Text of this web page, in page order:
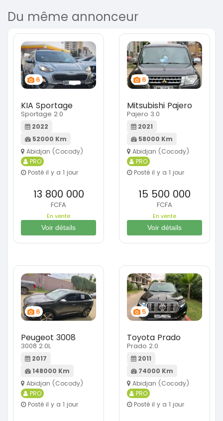
Du même annonceur
6
KIA Sportage
Sportage 2.0
2022
52000 Km
Abidjan (Cocody)
PRO
Posté il y a 1 jour
13 800 000
FCFA
En vente
Voir détails
6
Mitsubishi Pajero
Pajero 3.0
2021
58000 Km
Abidjan (Cocody)
PRO
Posté il y a 1 jour
15 500 000
FCFA
En vente
Voir détails
6
Peugeot 3008
3008 2.0L
2017
148000 Km
Abidjan (Cocody)
PRO
Posté il y a 1 jour
5
Toyota Prado
Prado 2.0
2011
74000 Km
Abidjan (Cocody)
PRO
Posté il y a 1 jour